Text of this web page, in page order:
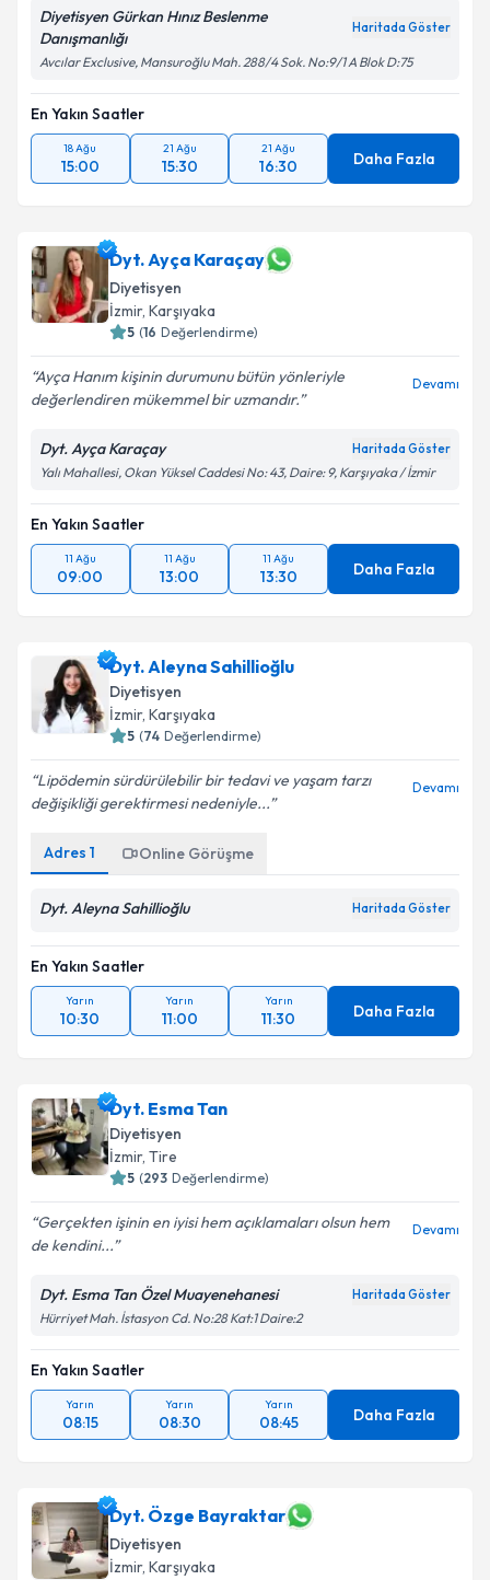
Diyetisyen Gürkan Hınız Beslenme
Danışmanlığı
Haritada Göster
Avcılar Exclusive, Mansuroğlu Mah. 288/4 Sok. No:9/1 A Blok D:75
En Yakın Saatler
18 Ağu
15:00
21 Ağu
15:30
21 Ağu
16:30 Daha Fazla
Dyt. Ayça Karaçay
Diyetisyen
İzmir, Karşıyaka
5 (16 Değerlendirme)
Ayça Hanım kişinin durumunu bütün yönleriyle
değerlendiren mükemmel bir uzmandır.
Devamı
Dyt. Ayça Karaçay Haritada Göster
Yalı Mahallesi, Okan Yüksel Caddesi No: 43, Daire: 9, Karşıyaka / İzmir
En Yakın Saatler
11 Ağu
09:00
11 Ağu
13:00
11 Ağu
13:30 Daha Fazla
Dyt. Aleyna Sahillioğlu
Diyetisyen
İzmir, Karşıyaka
5 (74 Değerlendirme)
Lipödemin sürdürülebilir bir tedavi ve yaşam tarzı
değişikliği gerektirmesi nedeniyle...
Devamı
Adres 1 Online Görüşme
Dyt. Aleyna Sahillioğlu Haritada Göster
En Yakın Saatler
Yarın
10:30
Yarın
11:00
Yarın
11:30 Daha Fazla
Dyt. Esma Tan
Diyetisyen
İzmir, Tire
5 (293 Değerlendirme)
Gerçekten işinin en iyisi hem açıklamaları olsun hem
de kendini...
Devamı
Dyt. Esma Tan Özel Muayenehanesi Haritada Göster
Hürriyet Mah. İstasyon Cd. No:28 Kat:1 Daire:2
En Yakın Saatler
Yarın
08:15
Yarın
08:30
Yarın
08:45 Daha Fazla
Dyt. Özge Bayraktar
Diyetisyen
İzmir, Karşıyaka